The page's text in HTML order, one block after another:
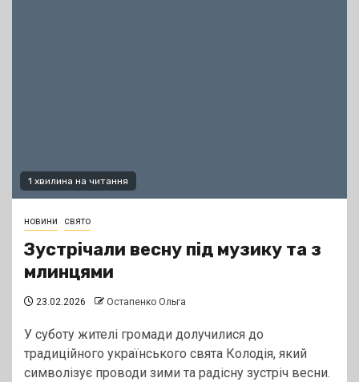
1 хвилина на читання
новини свято
Зустрічали весну під музику та з
млинцями
23.02.2026 Остапенко Ольга
У суботу жителі громади долучилися до
традиційного українського свята Колодія, який
символізує проводи зими та радісну зустріч весни.